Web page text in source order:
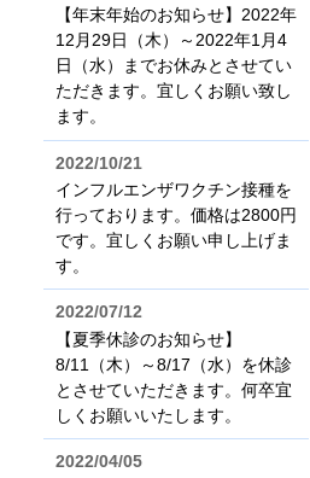
【年末年始のお知らせ】2022年
12月29日（木）～2022年1月4
日（水）までお休みとさせてい
ただきます。宜しくお願い致し
ます。
2022/10/21
インフルエンザワクチン接種を
行っております。価格は2800円
です。宜しくお願い申し上げま
す。
2022/07/12
【夏季休診のお知らせ】
8/11（木）～8/17（水）を休診
とさせていただきます。何卒宜
しくお願いいたします。
2022/04/05